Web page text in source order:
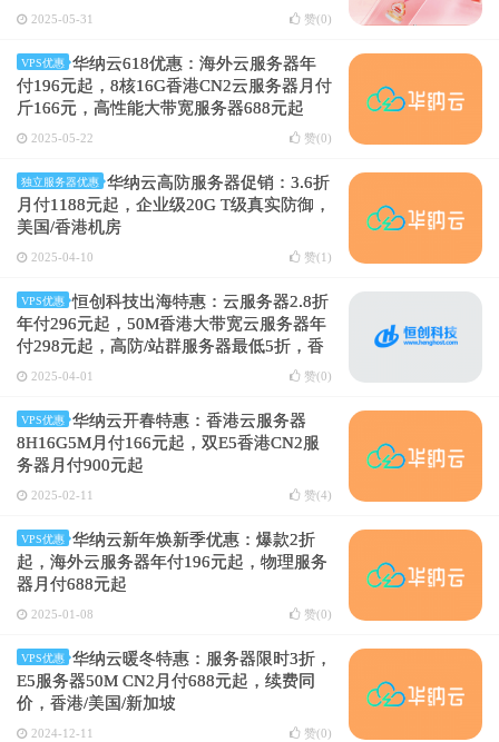
2025-05-31 赞(0)
VPS优惠
华纳云618优惠：海外云服务器年
付196元起，8核16G香港CN2云服务器月付
斤166元，高性能大带宽服务器688元起
2025-05-22 赞(0)
独立服务器优惠
华纳云高防服务器促销：3.6折
月付1188元起，企业级20G T级真实防御，
美国/香港机房
2025-04-10 赞(1 )
VPS优惠
恒创科技出海特惠：云服务器2.8折
年付296元起，50M香港大带宽云服务器年
付298元起，高防/站群服务器最低5折，香
港/美国/日本机房
2025-04-01 赞(0)
VPS优惠
华纳云开春特惠：香港云服务器
8H16G5M月付166元起，双E5香港CN2服
务器月付900元起
2025-02-11 赞(4)
VPS优惠
华纳云新年焕新季优惠：爆款2折
起，海外云服务器年付196元起，物理服务
器月付688元起
2025-01-08 赞(0)
VPS优惠
华纳云暖冬特惠：服务器限时3折，
E5服务器50M CN2月付688元起，续费同
价，香港/美国/新加坡
2024-12-11 赞(0)